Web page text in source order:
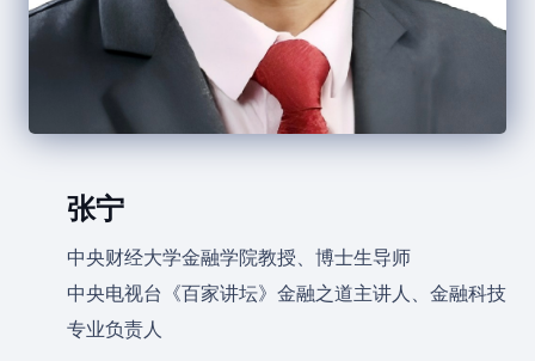
张宁
中央财经大学金融学院教授、博士生导师
中央电视台《百家讲坛》金融之道主讲人、金融科技
专业负责人